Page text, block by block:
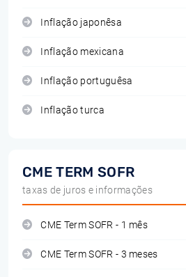
Inflação japonêsa
Inflação mexicana
Inflação portuguêsa
Inflação turca
CME TERM SOFR
taxas de juros e informações
CME Term SOFR - 1 mês
CME Term SOFR - 3 meses